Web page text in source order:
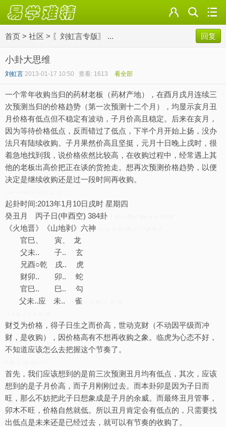
首页 > 社区 > 〖刘虹言专版〗 ... 回复
小卦大思维
刘虹言 2013-01-17 10:50 查看: 1613 看全部
一个常年收购当归的药材老板（药材产地），在酉月戌月连续三
次预测当归的价格趋势（第一次预测十二个月），均显示亥月丑
月价格有低点但不稳定有波动，子月价高且稳定。后来在亥月，
因为等待价格低点，反而错过了低点，下半个月开始上扬，没办
法只有陆续收购。子月果然价高且坚挺，元月十日晚上戌时，很
着急地找到我，说价格依然比较高，在收购过程中，经常遇上其
他的老板出高价把正在谈的货抢走。想再次预测价格趋势，以便
决定是继续收购还是过一段时间再收购。
起卦时间:2013年1月10日戌时 星期四
癸丑月 丙子日(申酉空) 384卦
《火地晋》《山地剥》六神
官巳、 寅、 龙
父未.. 子.. 玄
兄酉○乾 戌.. 虎
财卯.. 卯.. 蛇
官巳.. 巳.. 勾
父未..应 未.. 雀
财爻为价格，得子日生之而价高，世动克财（不动因平级而冲
财，是收购），因价格高有不想再收购之象。临虎为心态不好，
不知道应该怎么去把握这个节奏了。
首先，我们应该想到的是前三次预测丑月均有低点，其次，应该
想到的是子月价高，而子月刚刚过去。而本卦卯是因为子日而
旺，那么不妨把此子日想象成是子月的余威。而最终丑月管事，
卯木不旺，价格自然就低。所以丑月肯定会有低点的，只需要找
出低点是未来还是已经过去，就可以有节奏的收购了。